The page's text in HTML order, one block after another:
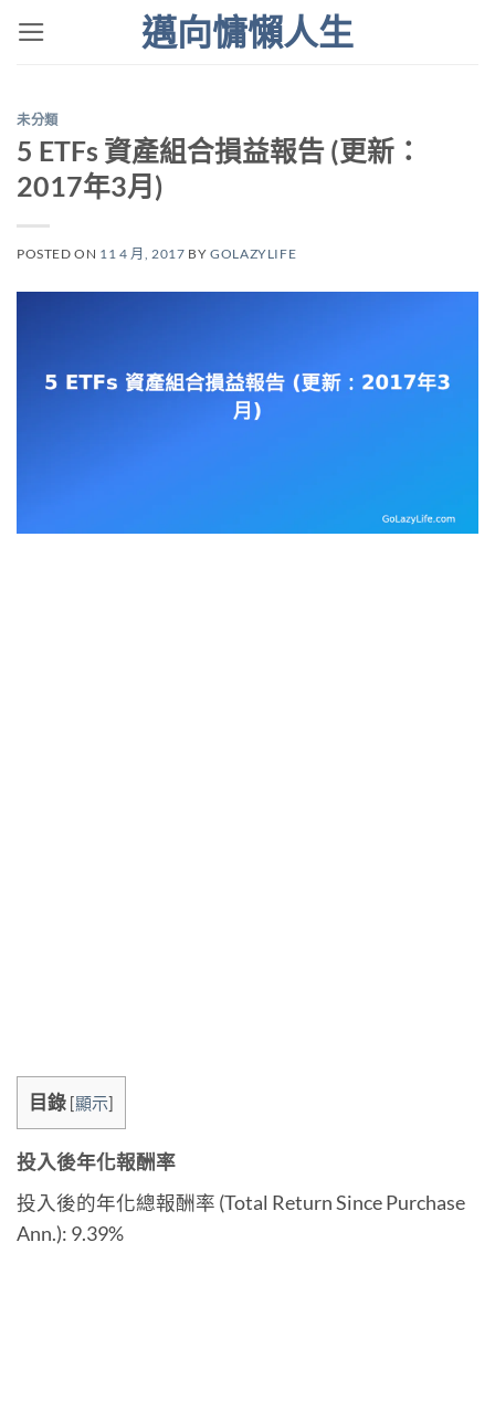
邁向慵懶人生
未分類
5 ETFs 資產組合損益報告 (更新：
2017年3月)
POSTED ON 11 4 月, 2017 BYGOLAZYLIFE
目錄 [顯示]
投入後年化報酬率
投入後的年化總報酬率 (Total Return Since Purchase
Ann.): 9.39%